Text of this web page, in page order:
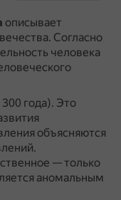
описывает
Согласно
человека
года). Это
объясняются
— только
аномальным